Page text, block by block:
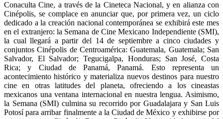
Conaculta Cine, a través de la Cineteca Nacional, y en alianza con
Cinépolis, se complace en anunciar que, por primera vez, un ciclo
dedicado a la creación nacional contemporánea se exhibirá este mes
en el extranjero: la Semana de Cine Mexicano Independiente (SMI),
la cual llegará a partir del 14 de septiembre a cinco ciudades y
conjuntos Cinépolis de Centroamérica: Guatemala, Guatemala; San
Salvador, El Salvador; Tegucigalpa, Honduras; San José, Costa
Rica; y Ciudad de Panamá, Panamá. Esto representa un
acontecimiento histórico y materializa nuevos destinos para nuestro
cine en otras latitudes del planeta, ofreciendo a los cineastas
mexicanos una ventana internacional en nuestra lengua. Asimismo,
la Semana (SMI) culmina su recorrido por Guadalajara y San Luis
Potosí para arribar finalmente a la Ciudad de México y exhibirse por